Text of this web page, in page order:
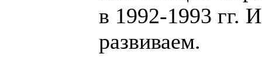
в 1992-1993 гг.
развиваем.